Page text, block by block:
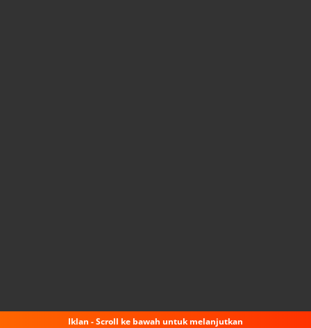
Iklan - Scroll ke bawah untuk melanjutkan